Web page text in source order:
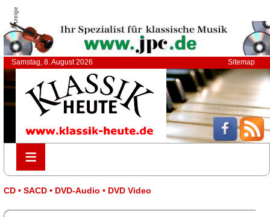
Anzeige
Samstag, 8. August 2026 Sitemap
≡
≡
CD • SACD • DVD-Audio • DVD Video